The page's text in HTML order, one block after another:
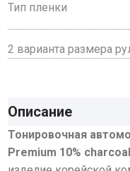
Тип пленки
2 варианта размера
Описание
Тонировочная
Premium 10% charcoal